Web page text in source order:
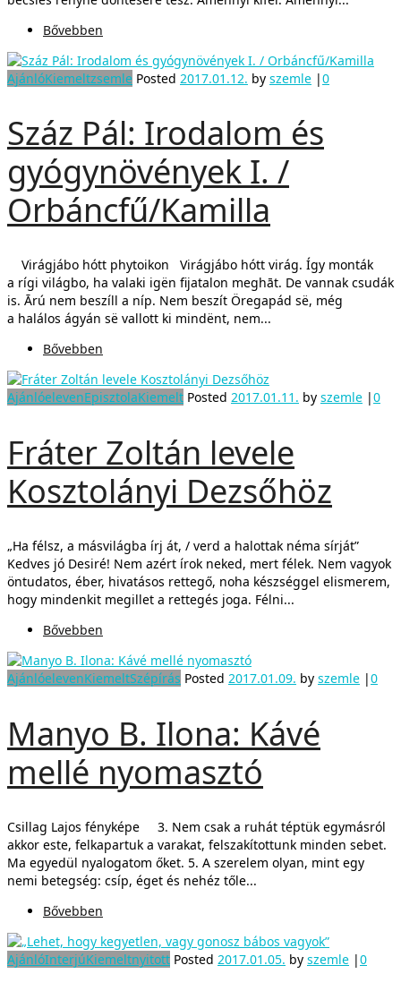
Bővebben
AjánlóKiemeltzsemle Posted 2017.01.12. by szemle |0
Száz Pál: Irodalom és
gyógynövények I. /
Orbáncfű/Kamilla
Virágjábo hótt phytoikon Virágjábo hótt virág. Így monták
a rígi világbo, ha valaki igën fijatalon meghāt. De vannak csudák
is. Ārú nem beszíll a níp. Nem beszít Öregapád së, még
a halálos ágyán së vallott ki mindënt, nem...
Bővebben
AjánlóelevenEpisztolaKiemelt Posted 2017.01.11. by szemle |0
Fráter Zoltán levele
Kosztolányi Dezsőhöz
„Ha félsz, a másvilágba írj át, / verd a halottak néma sírját”
Kedves jó Desiré! Nem azért írok neked, mert félek. Nem vagyok
öntudatos, éber, hivatásos rettegő, noha készséggel elismerem,
hogy mindenkit megillet a rettegés joga. Félni...
Bővebben
AjánlóelevenKiemeltSzépírás Posted 2017.01.09. by szemle |0
Manyo B. Ilona: Kávé
mellé nyomasztó
Csillag Lajos fényképe 3. Nem csak a ruhát téptük egymásról
akkor este, felkapartuk a varakat, felszakítottunk minden sebet.
Ma egyedül nyalogatom őket. 5. A szerelem olyan, mint egy
nemi betegség: csíp, éget és nehéz tőle...
Bővebben
AjánlóInterjúKiemeltnyitott Posted 2017.01.05. by szemle |0